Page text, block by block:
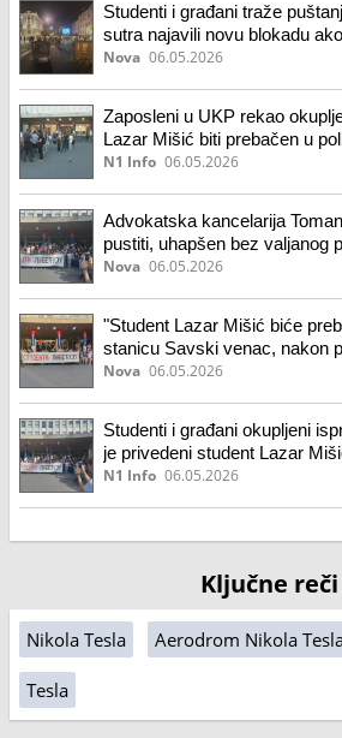
Studenti i građani traže
sutra najavili novu blokadu
VIDEO
Nova 06.05.2026
Zaposleni u UKP rekao
Lazar Mišić biti prebačen u
venac, određeno zadržavanje
N1 Info 06.05.2026
Advokatska kancelarija
pustiti, uhapšen bez valjanog
Nova 06.05.2026
"Student Lazar Mišić biće
stanicu Savski venac, nakon
Nova 06.05.2026
Studenti i građani okupljeni
je privedeni student Lazar
N1 Info 06.05.2026
Ključne reči
Nikola Tesla Aerodrom Nikola
Tesla